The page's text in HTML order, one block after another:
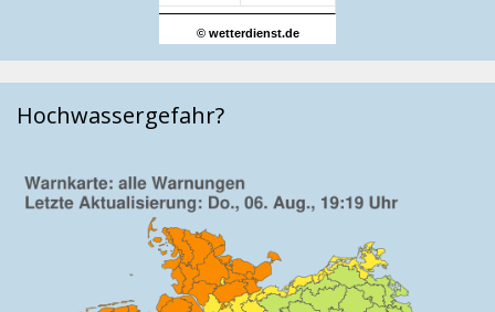
© wetterdienst.de
Hochwassergefahr?